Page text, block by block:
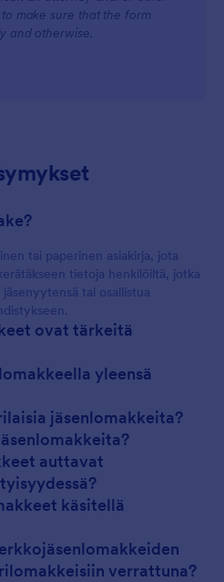
make sure that the form
and otherwise.
tai paperinen asiakirja, jota
tietoja henkilöiltä, jotka
tai osallistua
ovat tärkeitä
yleensä
jäsenlomakkeita?
auttavat
käsitellä
verrattuna?